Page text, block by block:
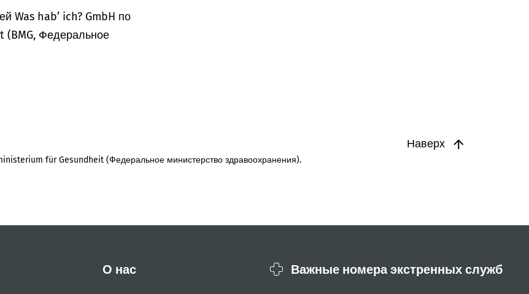
Was hab’ ich? GmbH по
(BMG, Федеральное
Наверх
für Gesundheit (Федеральное министерство здравоохранения).
О нас Важные номера экстренных служб